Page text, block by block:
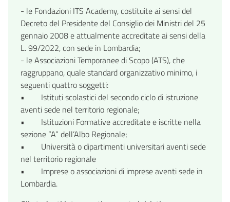
- le Fondazioni ITS Academy, costituite ai sensi del
Decreto del Presidente del Consiglio dei Ministri del 25
gennaio 2008 e attualmente accreditate ai sensi della
L. 99/2022, con sede in Lombardia;
- le Associazioni Temporanee di Scopo (ATS), che
raggruppano, quale standard organizzativo minimo, i
seguenti quattro soggetti:
• Istituti scolastici del secondo ciclo di istruzione
aventi sede nel territorio regionale;
• Istituzioni Formative accreditate e iscritte nella
sezione “A” dell’Albo Regionale;
• Università o dipartimenti universitari aventi sede
nel territorio regionale
• Imprese o associazioni di imprese aventi sede in
Lombardia.